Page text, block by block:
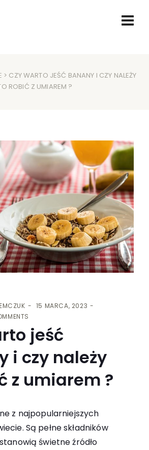
> CZY WARTO JEŚĆ BANANY I CZY NALEŻY
ROBIĆ Z UMIAREM ?
15 MARCA, 2023
jeść
i czy należy
z umiarem ?
z najpopularniejszych
Są pełne składników
świetne źródło